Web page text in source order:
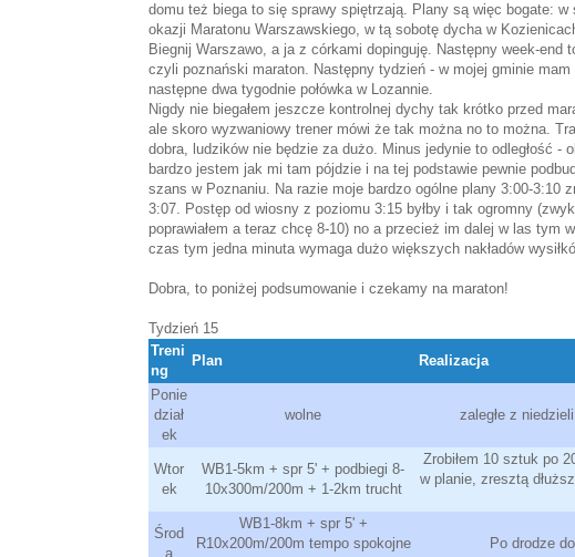
domu też biega to się sprawy spiętrzają. Plany są więc bogate: w
okazji Maratonu Warszawskiego, w tą sobotę dycha w
Biegnij Warszawo, a ja z córkami dopinguję. Następny week-end
czyli poznański maraton. Następny tydzień - w mojej gminie mam
następne dwa tygodnie połówka w Lozannie.
Nigdy nie biegałem jeszcze kontrolnej dychy tak krótko przed
ale skoro wyzwaniowy trener mówi że tak można no to można.
dobra, ludzików nie będzie za dużo. Minus jedynie to odległość -
bardzo jestem jak mi tam pójdzie i na tej podstawie pewnie
szans w Poznaniu. Na razie moje bardzo ogólne plany 3:00-3:10
3:07. Postęp od wiosny z poziomu 3:15 byłby i tak ogromny
poprawiałem a teraz chcę 8-10) no a przecież im dalej w las tym
czas tym jedna minuta wymaga dużo większych nakładów
Dobra, to poniżej podsumowanie i czekamy na maraton!
Tydzień 15
Treni
ng
Plan Realizacja
Ponie
dział
ek
wolne zaległe z
Wtor
ek
WB1-5km + spr 5' + podbiegi 8-
10x300m/200m + 1-2km trucht
Zrobiłem 10 sztuk po
w planie, zresztą
Środ
a
WB1-8km + spr 5' +
R10x200m/200m tempo spokojne
Po drodze